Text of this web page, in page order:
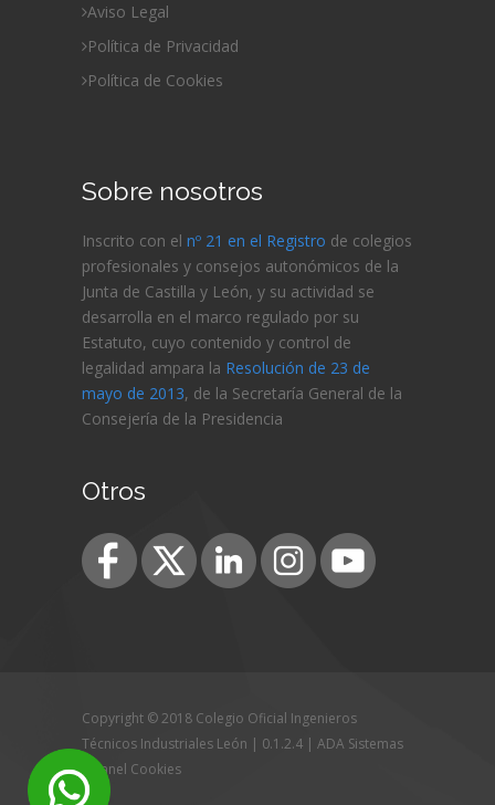
Aviso Legal
Política de Privacidad
Política de Cookies
Sobre nosotros
Inscrito con el nº 21 en el Registro de colegios
profesionales y consejos autonómicos de la
Junta de Castilla y León, y su actividad se
desarrolla en el marco regulado por su
Estatuto, cuyo contenido y control de
legalidad ampara la Resolución de 23 de
mayo de 2013, de la Secretaría General de la
Consejería de la Presidencia
Otros
Copyright © 2018 Colegio Oficial Ingenieros
Técnicos Industriales León | 0.1.2.4 | ADA Sistemas
Panel Cookies